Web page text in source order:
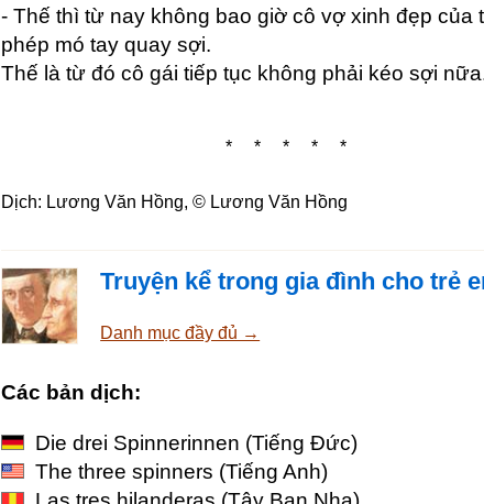
- Thế thì từ nay không bao giờ cô vợ xinh đẹp của
phép mó tay quay sợi.
Thế là từ đó cô gái tiếp tục không phải kéo sợi
* * * * *
Dịch: Lương Văn Hồng, © Lương Văn Hồng
Truyện kể trong gia đình cho trẻ
Danh mục đầy đủ →
Các bản dịch:
Die drei Spinnerinnen (Tiếng Đức)
The three spinners (Tiếng Anh)